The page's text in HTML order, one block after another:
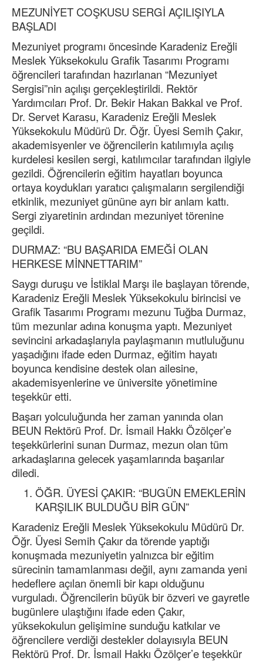
MEZUNİYET COŞKUSU SERGİ AÇILIŞIYLA
BAŞLADI
Mezuniyet programı öncesinde Karadeniz Ereğli
Meslek Yüksekokulu Grafik Tasarımı Programı
öğrencileri tarafından hazırlanan “Mezuniyet
Sergisi”nin açılışı gerçekleştirildi. Rektör
Yardımcıları Prof. Dr. Bekir Hakan Bakkal ve Prof.
Dr. Servet Karasu, Karadeniz Ereğli Meslek
Yüksekokulu Müdürü Dr. Öğr. Üyesi Semih Çakır,
akademisyenler ve öğrencilerin katılımıyla açılış
kurdelesi kesilen sergi, katılımcılar tarafından ilgiyle
gezildi. Öğrencilerin eğitim hayatları boyunca
ortaya koydukları yaratıcı çalışmaların sergilendiği
etkinlik, mezuniyet gününe ayrı bir anlam kattı.
Sergi ziyaretinin ardından mezuniyet törenine
geçildi.
DURMAZ: “BU BAŞARIDA EMEĞİ OLAN
HERKESE MİNNETTARIM”
Saygı duruşu ve İstiklal Marşı ile başlayan törende,
Karadeniz Ereğli Meslek Yüksekokulu birincisi ve
Grafik Tasarımı Programı mezunu Tuğba Durmaz,
tüm mezunlar adına konuşma yaptı. Mezuniyet
sevincini arkadaşlarıyla paylaşmanın mutluluğunu
yaşadığını ifade eden Durmaz, eğitim hayatı
boyunca kendisine destek olan ailesine,
akademisyenlerine ve üniversite yönetimine
teşekkür etti.
Başarı yolculuğunda her zaman yanında olan
BEUN Rektörü Prof. Dr. İsmail Hakkı Özölçer’e
teşekkürlerini sunan Durmaz, mezun olan tüm
arkadaşlarına gelecek yaşamlarında başarılar
diledi.
ÖĞR. ÜYESİ ÇAKIR: “BUGÜN EMEKLERİN
KARŞILIK BULDUĞU BİR GÜN”
Karadeniz Ereğli Meslek Yüksekokulu Müdürü Dr.
Öğr. Üyesi Semih Çakır da törende yaptığı
konuşmada mezuniyetin yalnızca bir eğitim
sürecinin tamamlanması değil, aynı zamanda yeni
hedeflere açılan önemli bir kapı olduğunu
vurguladı. Öğrencilerin büyük bir özveri ve gayretle
bugünlere ulaştığını ifade eden Çakır,
yüksekokulun gelişimine sunduğu katkılar ve
öğrencilere verdiği destekler dolayısıyla BEUN
Rektörü Prof. Dr. İsmail Hakkı Özölçer’e teşekkür